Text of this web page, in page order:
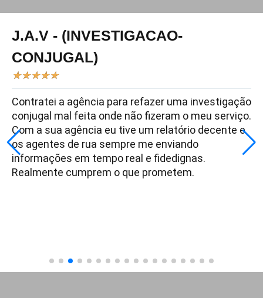
J.A.V - (INVESTIGACAO-
CONJUGAL)
★★★★★
Contratei a agência para refazer uma investigação
conjugal mal feita onde não fizeram o meu serviço.
Com a sua agência eu tive um relatório decente e
os agentes de rua sempre me enviando
informações em tempo real e fidedignas.
Realmente cumprem o que prometem.